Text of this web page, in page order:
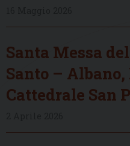
Santa Messa
Santo –
Cattedrale San